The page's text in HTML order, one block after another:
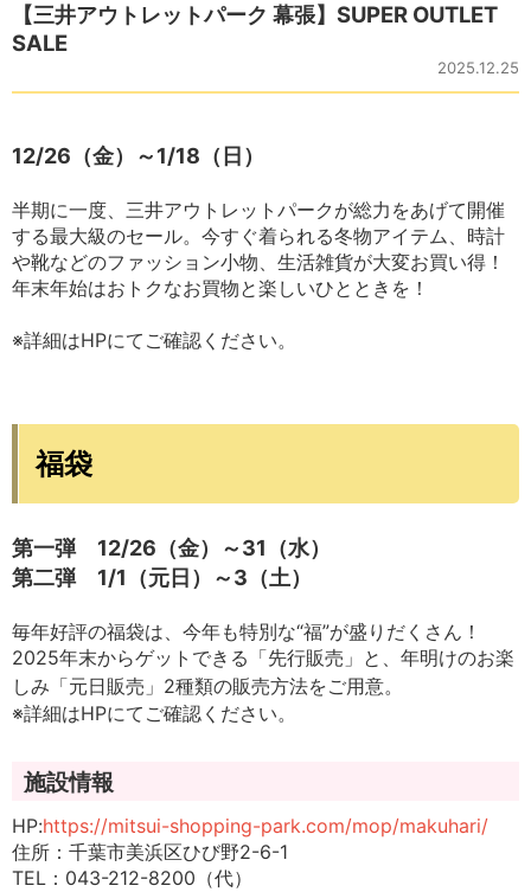
【三井アウトレットパーク 幕張】SUPER OUTLET
SALE
2025.12.25
12/26（金）～1/18（日）
半期に一度、三井アウトレットパークが総力をあげて開催
する最大級のセール。今すぐ着られる冬物アイテム、時計
や靴などのファッション小物、生活雑貨が大変お買い得！
年末年始はおトクなお買物と楽しいひとときを！
※詳細はHPにてご確認ください。
福袋
第一弾 12/26（金）～31（水）
第二弾 1/1（元日 ）～3（土）
毎年好評の福袋は、今年も特別な“福”が盛りだくさん！
2025年末からゲットできる「先行販売」と、年明けのお楽
しみ「元日販売」2種類の販売方法をご用意。
※詳細はHPにてご確認ください。
施設情報
HP:https://mitsui-shopping-park.com/mop/makuhari/
住所：千葉市美浜区ひび野2-6-1
TEL：043-212-8200（代）